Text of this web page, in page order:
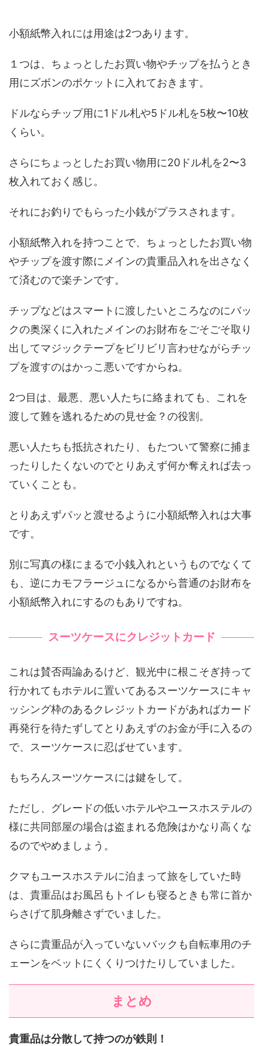
小額紙幣入れには用途は2つあります。
１つは、ちょっとしたお買い物やチップを払うとき
用にズボンのポケットに入れておきます。
ドルならチップ用に1ドル札や5ドル札を5枚〜10枚
くらい。
さらにちょっとしたお買い物用に20ドル札を2〜3
枚入れておく感じ。
それにお釣りでもらった小銭がプラスされます。
小額紙幣入れを持つことで、ちょっとしたお買い物
やチップを渡す際にメインの貴重品入れを出さなく
て済むので楽チンです。
チップなどはスマートに渡したいところなのにバッ
クの奥深くに入れたメインのお財布をごそごそ取り
出してマジックテープをビリビリ言わせながらチッ
プを渡すのはかっこ悪いですからね。
2つ目は、最悪、悪い人たちに絡まれても、これを
渡して難を逃れるための見せ金？の役割。
悪い人たちも抵抗されたり、もたついて警察に捕ま
ったりしたくないのでとりあえず何か奪えれば去っ
ていくことも。
とりあえずパッと渡せるように小額紙幣入れは大事
です。
別に写真の様にまるで小銭入れというものでなくて
も、逆にカモフラージュになるから普通のお財布を
小額紙幣入れにするのもありですね。
スーツケースにクレジットカード
これは賛否両論あるけど、観光中に根こそぎ持って
行かれてもホテルに置いてあるスーツケースにキャ
ッシング枠のあるクレジットカードがあればカード
再発行を待たずしてとりあえずのお金が手に入るの
で、スーツケースに忍ばせています。
もちろんスーツケースには鍵をして。
ただし、グレードの低いホテルやユースホステルの
様に共同部屋の場合は盗まれる危険はかなり高くな
るのでやめましょう。
クマもユースホステルに泊まって旅をしていた時
は、貴重品はお風呂もトイレも寝るときも常に首か
らさげて肌身離さずでいました。
さらに貴重品が入っていないバックも自転車用のチ
ェーンをベットにくくりつけたりしていました。
まとめ
貴重品は分散して持つのが鉄則！